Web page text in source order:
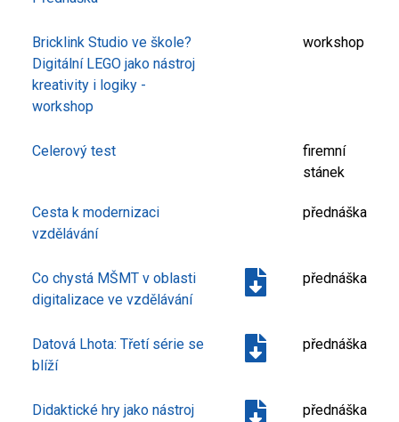
Bricklink Studio ve škole?
Digitální LEGO jako nástroj
kreativity i logiky -
workshop
workshop
Celerový test
firemní
stánek
Cesta k modernizaci
vzdělávání
přednáška
Co chystá MŠMT v oblasti
digitalizace ve vzdělávání
přednáška
Datová Lhota: Třetí série se
blíží
přednáška
Didaktické hry jako nástroj
přednáška